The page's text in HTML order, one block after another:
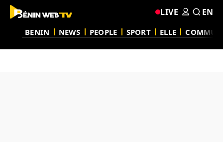
BENIN NEWS PEOPLE SPORT ELLE
LIVE EN